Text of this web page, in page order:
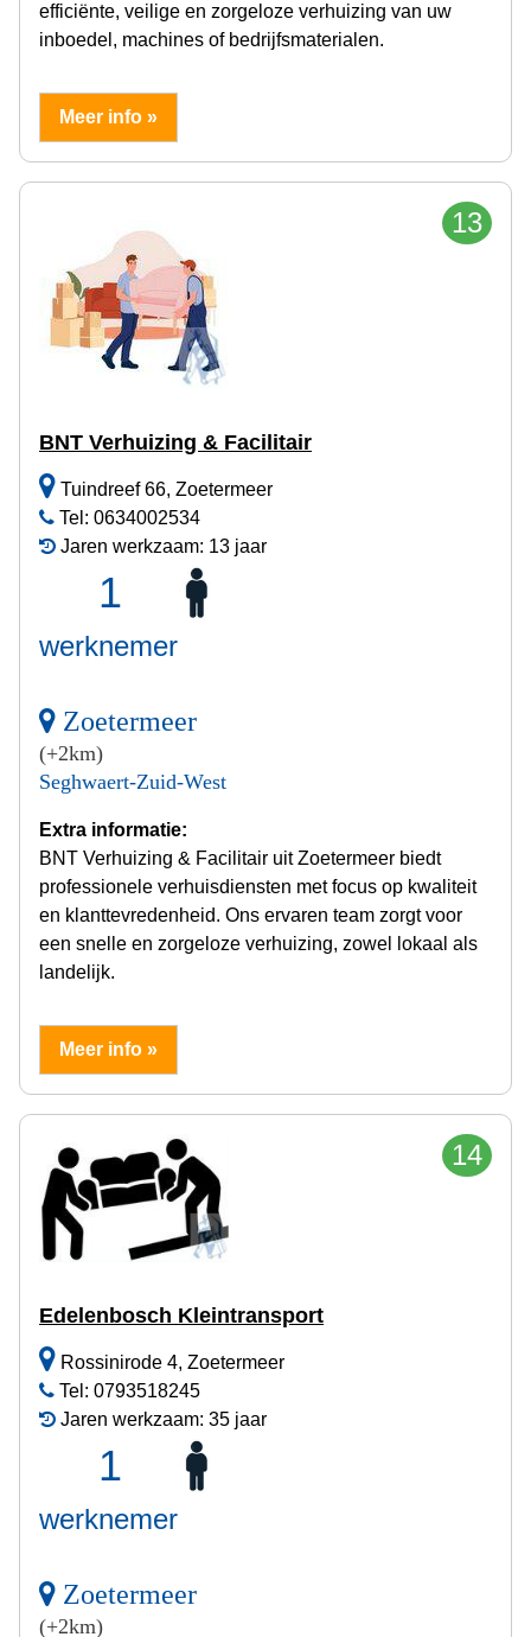
efficiënte, veilige en zorgeloze verhuizing van uw
inboedel, machines of bedrijfsmaterialen.
Meer info »
13
BNT Verhuizing & Facilitair
Tuindreef 66, Zoetermeer
Tel: 0634002534
Jaren werkzaam: 13 jaar
1
werknemer
Zoetermeer
(+2km)
Seghwaert-Zuid-West
Extra informatie:
BNT Verhuizing & Facilitair uit Zoetermeer biedt
professionele verhuisdiensten met focus op kwaliteit
en klanttevredenheid. Ons ervaren team zorgt voor
een snelle en zorgeloze verhuizing, zowel lokaal als
landelijk.
Meer info »
14
Edelenbosch Kleintransport
Rossinirode 4, Zoetermeer
Tel: 0793518245
Jaren werkzaam: 35 jaar
1
werknemer
Zoetermeer
(+2km)